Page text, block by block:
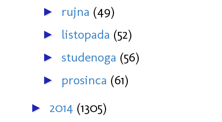
► rujna (49)
► listopada (52)
► studenoga (56)
► prosinca (61)
► 2014 (1305)